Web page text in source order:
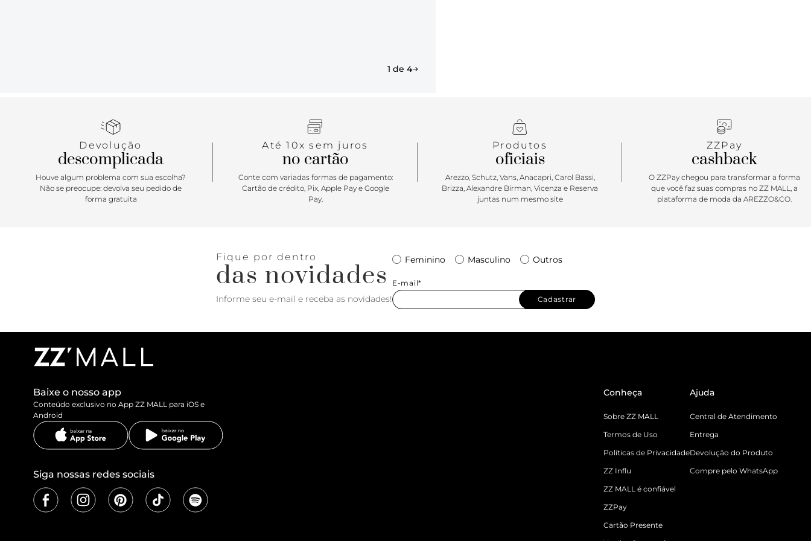
1 de 4
Devolução
descomplicada
Houve algum problema com sua escolha?
Não se preocupe: devolva seu pedido de
forma gratuita
Até 10x sem juros
no cartão
Conte com variadas formas de pagamento:
Cartão de crédito, Pix, Apple Pay e Google
Pay.
Produtos
oficiais
Arezzo, Schutz, Vans, Anacapri, Carol Bassi,
Brizza, Alexandre Birman, Vicenza e Reserva
juntas num mesmo site
ZZPay
cashback
O ZZPay chegou para transformar a forma
que você faz suas compras no ZZ MALL, a
plataforma de moda da AREZZO&CO.
Fique por dentro
das novidades
Informe seu e-mail e receba as novidades!
Feminino Masculino Outros
E-mail*
Cadastrar
Baixe o nosso app
Conteúdo exclusivo no App ZZ MALL para iOS e
Android
Siga nossas redes sociais
Conheça
Sobre ZZ MALL
Termos de Uso
Políticas de Privacidade
ZZ Influ
ZZ MALL é confiável
ZZPay
Cartão Presente
Ajuda
Central de Atendimento
Entrega
Devolução do Produto
Compre pelo WhatsApp